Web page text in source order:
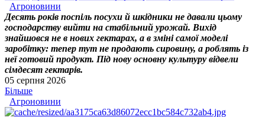
Агроновини
Десять років поспіль посухи й шкідники не давали цьому
господарству вийти на стабільний урожай. Вихід
знайшовся не в нових гектарах, а в зміні самої моделі
заробітку: тепер тут не продають сировину, а роблять із
неї готовий продукт. Під нову основну культуру відвели
сімдесят гектарів.
05 серпня 2026
Більше
Агроновини